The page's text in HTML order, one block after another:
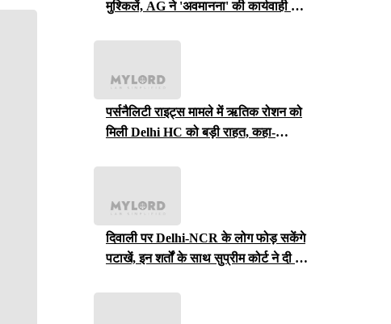
मुश्किलें, AG ने 'अवमानना' की कार्यवाही शुरू
पर्सनैलिटी राइट्स मामले में ऋतिक रोशन को
मिली Delhi HC को बड़ी राहत, कहा-
दिवाली पर Delhi-NCR के लोग फोड़ सकेंगे
पटाखें, इन शर्तों के साथ सुप्रीम कोर्ट ने दी ये